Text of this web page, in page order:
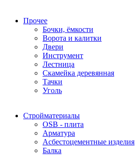
Прочее
Бочки, ёмкости
Ворота и калитки
Двери
Инструмент
Лестница
Скамейка деревянная
Тачки
Уголь
Стройматериалы
OSB - плита
Арматура
Асбестоцементные изделия
Балка